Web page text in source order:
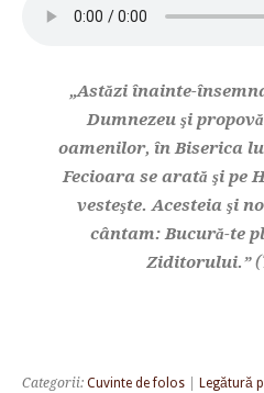
„Astăzi înainte-
Dumnezeu şi
oamenilor, în Biserica
Fecioara se arată şi pe
vesteşte. Acesteia şi
cântam: Bucură-te
Ziditorului.”
Categorii: Cuvinte de folos Legătură